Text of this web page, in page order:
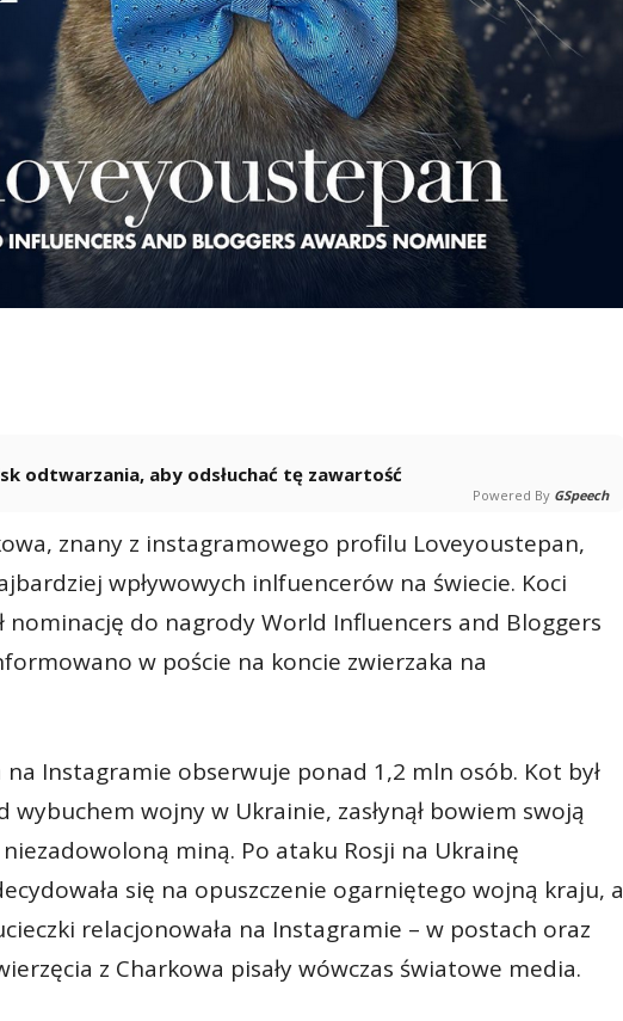
odtwarzania, aby odsłuchać tę zawartość
Powered By GSpeech
znany z instagramowego profilu Loveyoustepan,
wpływowych inlfuencerów na świecie. Koci
nominację do nagrody World Influencers and Bloggers
w poście na koncie zwierzaka na
Instagramie obserwuje ponad 1,2 mln osób. Kot był
wybuchem wojny w Ukrainie, zasłynął bowiem swoją
miną. Po ataku Rosji na Ukrainę
się na opuszczenie ogarniętego wojną kraju, a
relacjonowała na Instagramie – w postach oraz
z Charkowa pisały wówczas światowe media.